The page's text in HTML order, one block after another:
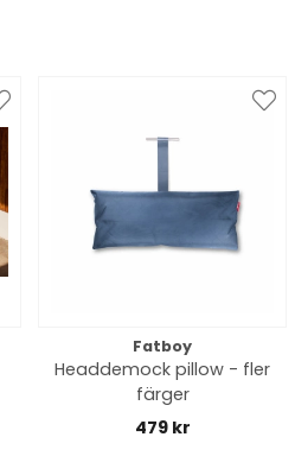
Fatboy
Headdemock pillow - fler
färger
479 kr